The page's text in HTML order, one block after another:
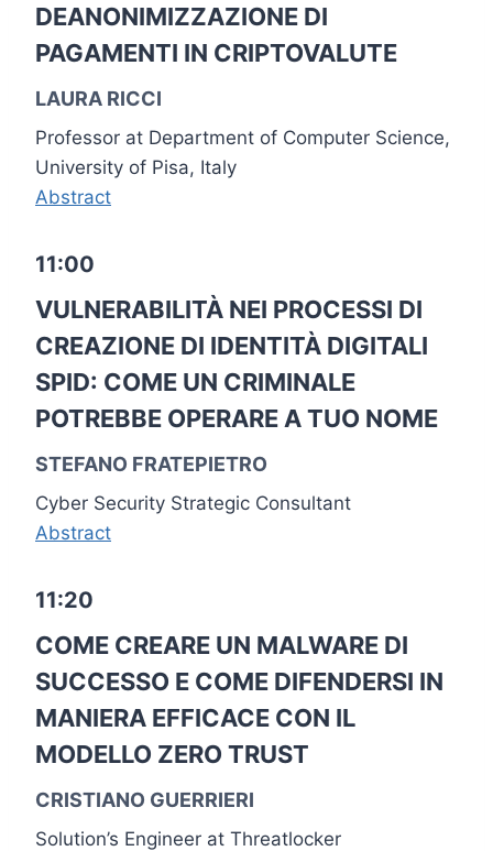
DEANONIMIZZAZIONE DI
PAGAMENTI IN CRIPTOVALUTE
LAURA RICCI
Professor at Department of Computer Science,
University of Pisa, Italy
Abstract
11:00
VULNERABILITÀ NEI PROCESSI DI
CREAZIONE DI IDENTITÀ DIGITALI
SPID: COME UN CRIMINALE
POTREBBE OPERARE A TUO NOME
STEFANO FRATEPIETRO
Cyber Security Strategic Consultant
Abstract
11:20
COME CREARE UN MALWARE DI
SUCCESSO E COME DIFENDERSI IN
MANIERA EFFICACE CON IL
MODELLO ZERO TRUST
CRISTIANO GUERRIERI
Solution’s Engineer at Threatlocker